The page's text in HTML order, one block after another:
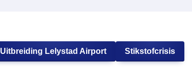
Uitbreiding Lelystad Airport Stikstofcrisis